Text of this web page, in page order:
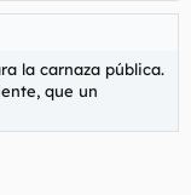
la carnaza pública.
que un